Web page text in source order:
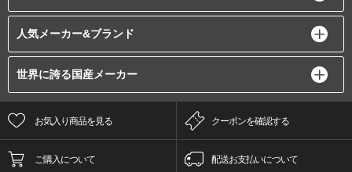
人気メーカー&ブランド
世界に誇る国産メーカー
お気入り商品を見る クーポンを確認する
ご購入について 配送お支払いについて